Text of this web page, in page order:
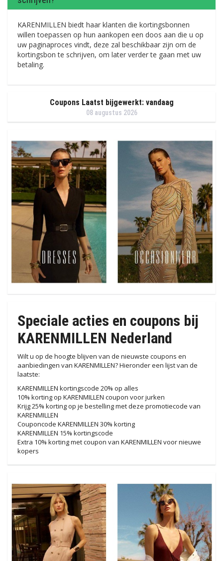
KARENMILLEN biedt haar klanten die kortingsbonnen
willen toepassen op hun aankopen een doos aan die u op
uw paginaproces vindt, deze zal beschikbaar zijn om de
kortingsbon te schrijven, om later verder te gaan met uw
betaling.
Coupons Laatst bijgewerkt: vandaag
08 augustus 2026
Speciale acties en coupons bij
KARENMILLEN Nederland
Wilt u op de hoogte blijven van de nieuwste coupons en
aanbiedingen van KARENMILLEN? Hieronder een lijst van de
laatste:
KARENMILLEN kortingscode 20% op alles
10% korting op KARENMILLEN coupon voor jurken
Krijg 25% korting op je bestelling met deze promotiecode van
KARENMILLEN
Couponcode KARENMILLEN 30% korting
KARENMILLEN 15% kortingscode
Extra 10% korting met coupon van KARENMILLEN voor nieuwe
kopers